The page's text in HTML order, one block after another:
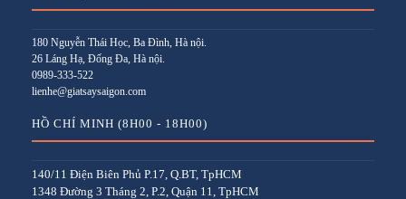
180 Nguyễn Thái Học, Ba Đình, Hà nội.
26 Láng Hạ, Đống Đa, Hà nội.
0989-333-522
lienhe@giatsaysaigon.com
HỒ CHÍ MINH (8H00 - 18H00)
140/11 Điện Biên Phủ P.17, Q.BT, TpHCM
1348 Đường 3 Tháng 2, P.2, Quận 11, TpHCM